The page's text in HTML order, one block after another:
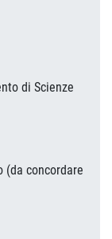
di Scienze
(da concordare